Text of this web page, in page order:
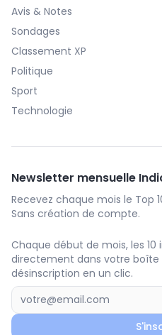
Avis & Notes
Sondages
Classement XP
Politique
Sport
Technologie
Newsletter mensuelle
Recevez chaque mois le Top
Sans création de compte.
Chaque début de mois, les 10
directement dans votre boîte
désinscription en un clic.